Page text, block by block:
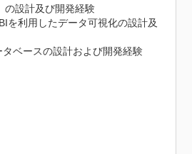
の設計及び開発経験
を利用したデータ可視化の設計及
タベースの設計および開発経験